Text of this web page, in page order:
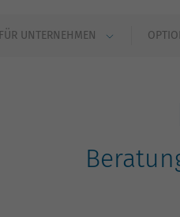
UNTERNEHMEN